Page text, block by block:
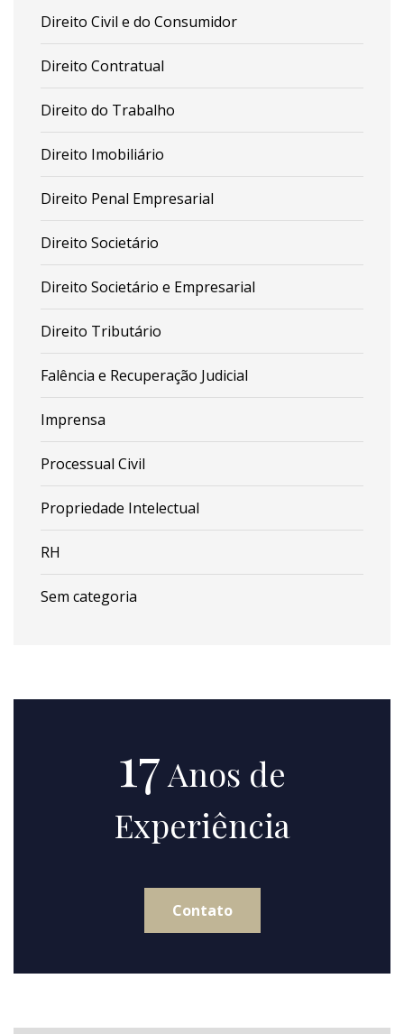
Direito Civil e do Consumidor
Direito Contratual
Direito do Trabalho
Direito Imobiliário
Direito Penal Empresarial
Direito Societário
Direito Societário e Empresarial
Direito Tributário
Falência e Recuperação Judicial
Imprensa
Processual Civil
Propriedade Intelectual
RH
Sem categoria
17Anos de
Experiência
Contato